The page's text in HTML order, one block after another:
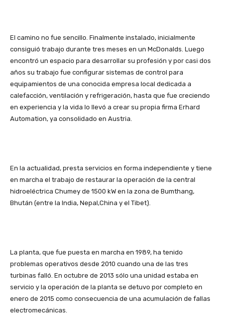
El camino no fue sencillo. Finalmente instalado, inicialmente
consiguió trabajo durante tres meses en un McDonalds. Luego
encontró un espacio para desarrollar su profesión y por casi dos
años su trabajo fue configurar sistemas de control para
equipamientos de una conocida empresa local dedicada a
calefacción, ventilación y refrigeración, hasta que fue creciendo
en experiencia y la vida lo llevó a crear su propia firma Erhard
Automation, ya consolidado en Austria.
En la actualidad, presta servicios en forma independiente y tiene
en marcha el trabajo de restaurar la operación de la central
hidroeléctrica Chumey de 1500 kW en la zona de Bumthang,
Bhután (entre la India, Nepal,China y el Tibet).
La planta, que fue puesta en marcha en 1989, ha tenido
problemas operativos desde 2010 cuando una de las tres
turbinas falló. En octubre de 2013 sólo una unidad estaba en
servicio y la operación de la planta se detuvo por completo en
enero de 2015 como consecuencia de una acumulación de fallas
electromecánicas.